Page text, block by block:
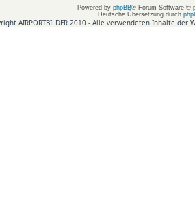
Powered by phpBB® Forum Software ©
Deutsche Übersetzung durch
AIRPORTBILDER 2010 - Alle verwendeten Inhalte